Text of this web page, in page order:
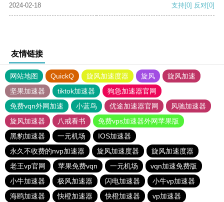
2024-02-18 支持[0] 反对[0]
友情链接
网站地图 QuickQ 旋风加速度器 旋风
旋风加速
坚果加速器
tiktok加速器
狗急加速器官网
免费vqn外网加速
小蓝鸟 优途加速器官网
风驰加速器
旋风加速器
八戒看书
免费vps加速器外网苹果版
黑豹加速器
一元机场
IOS加速器
永久不收费的nvp加速器
旋风加速度器
旋风加速度器
老王vp官网
苹果免费vqn 一元机场
vqn加速免费版
小牛加速器
极风加速器 闪电加速器
小牛vp加速器
海鸥加速器
快橙加速器 快橙加速器 vp加速器